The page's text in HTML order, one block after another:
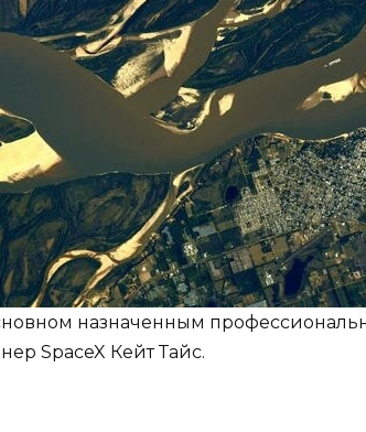
назначенным
SpaceX Кейт Тайс.